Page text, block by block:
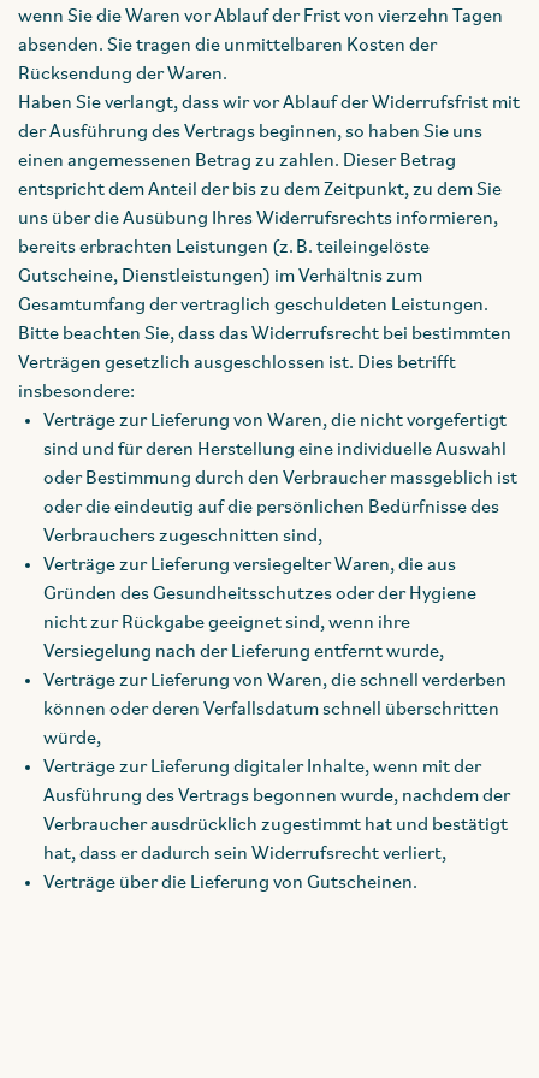
wenn Sie die Waren vor Ablauf der Frist von vierzehn Tagen
absenden. Sie tragen die unmittelbaren Kosten der
Rücksendung der Waren.
Haben Sie verlangt, dass wir vor Ablauf der Widerrufsfrist mit
der Ausführung des Vertrags beginnen, so haben Sie uns
einen angemessenen Betrag zu zahlen. Dieser Betrag
entspricht dem Anteil der bis zu dem Zeitpunkt, zu dem Sie
uns über die Ausübung Ihres Widerrufsrechts informieren,
bereits erbrachten Leistungen (z. B. teileingelöste
Gutscheine, Dienstleistungen) im Verhältnis zum
Gesamtumfang der vertraglich geschuldeten Leistungen.
Bitte beachten Sie, dass das Widerrufsrecht bei bestimmten
Verträgen gesetzlich ausgeschlossen ist. Dies betrifft
insbesondere:
Verträge zur Lieferung von Waren, die nicht vorgefertigt
sind und für deren Herstellung eine individuelle Auswahl
oder Bestimmung durch den Verbraucher massgeblich ist
oder die eindeutig auf die persönlichen Bedürfnisse des
Verbrauchers zugeschnitten sind,
Verträge zur Lieferung versiegelter Waren, die aus
Gründen des Gesundheitsschutzes oder der Hygiene
nicht zur Rückgabe geeignet sind, wenn ihre
Versiegelung nach der Lieferung entfernt wurde,
Verträge zur Lieferung von Waren, die schnell verderben
können oder deren Verfallsdatum schnell überschritten
würde,
Verträge zur Lieferung digitaler Inhalte, wenn mit der
Ausführung des Vertrags begonnen wurde, nachdem der
Verbraucher ausdrücklich zugestimmt hat und bestätigt
hat, dass er dadurch sein Widerrufsrecht verliert,
Verträge über die Lieferung von Gutscheinen.